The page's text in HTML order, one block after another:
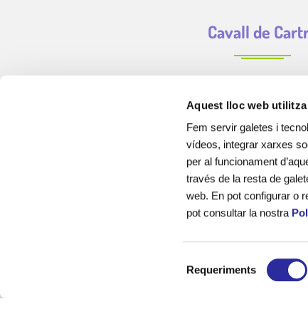
Aquest lloc web
Fem servir galetes i
vídeos, integrar xarxes
per al funcionament
través de la resta de
web. En pot configurar o
pot consultar la nostra
e
Requeriments
Cavall de
el seu desenvolupament educatiu,